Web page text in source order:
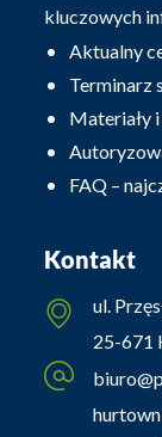
kluczowych
Aktualny
Terminarz
Materiały
FAQ –
Kontakt
ul.
25-671